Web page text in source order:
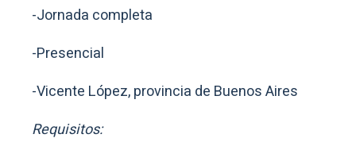
-Jornada completa
-Presencial
-Vicente López, provincia de Buenos Aires
Requisitos: